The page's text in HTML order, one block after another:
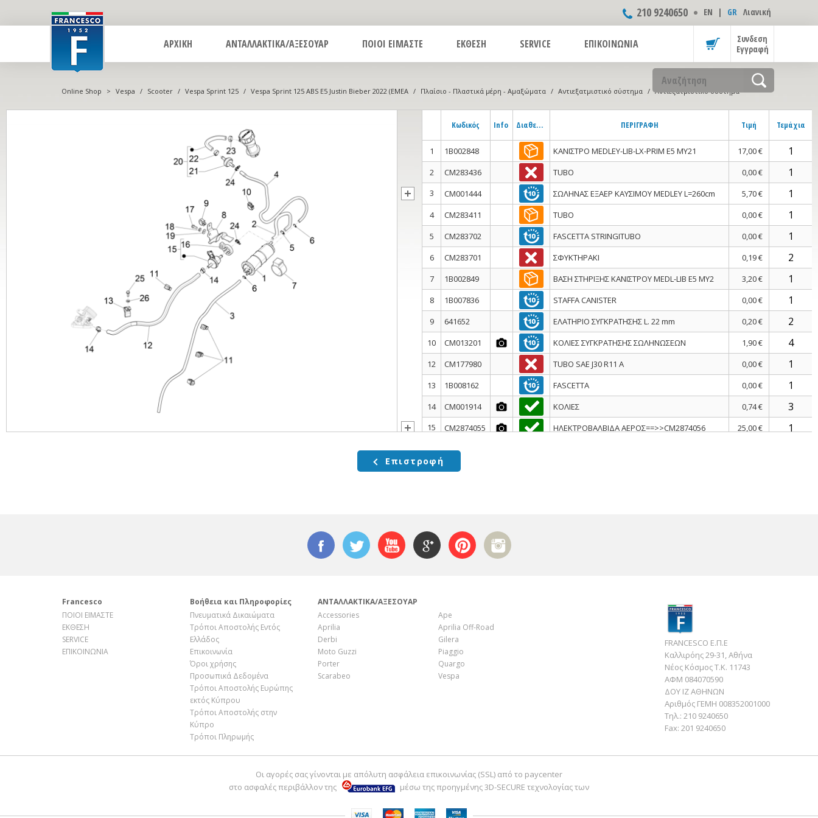
210 9240650 ΕΝ | GR Λιανική
Συνδεση
Εγγραφή
ΑΡΧΙΚΗ ΑΝΤΑΛΛΑΚΤΙΚΑ/ΑΞΕΣΟΥΑΡ ΠΟΙΟΙ ΕΙΜΑΣΤΕ ΕΚΘΕΣΗ SERVICE ΕΠΙΚΟΙΝΩΝΙΑ
Online Shop > Vespa / Scooter / Vespa Sprint 125 / Vespa Sprint 125 ABS E5 Justin Bieber 2022 (EMEA / Πλαίσιο - Πλαστικά μέρη - Αμαξώματα / Αντιεξατμιστικό σύστημα / Αντιεξατμιστικό σύστημα
Κωδικός Info Διαθεσιμότητα ΠΕΡΙΓΡΑΦΗ Τιμή Τεμάχια
1 1B002848 ΚΑΝΙΣΤΡΟ MEDLEY-LIB-LX-PRIM E5 MY21
17,00 €
2
CM283436 TUBO
0,00 €
3
CM001444 ΣΩΛΗΝΑΣ ΕΞΑΕΡ ΚΑΥΣΙΜΟΥ MEDLEY L=260cm
5,70 €
4
CM283411 TUBO
0,00 €
5
CM283702 FASCETTA STRINGITUBO
0,00 €
6
CM283701 ΣΦΥΚΤΗΡΑΚΙ
0,19 €
7
1B002849 ΒΑΣΗ ΣΤΗΡΙΞΗΣ ΚΑΝΙΣΤΡΟΥ MEDL-LIB E5 MY2
3,20 €
8
1B007836 STAFFA CANISTER
0,00 €
9
641652 ΕΛΑΤΗΡΙΟ ΣΥΓΚΡΑΤΗΣΗΣ L. 22 mm
0,20 €
10
CM013201 ΚΟΛΙΕΣ ΣΥΓΚΡΑΤΗΣΗΣ ΣΩΛΗΝΩΣΕΩΝ
1,90 €
12
CM177980 TUBO SAE J30 R11 A
0,00 €
13
1B008162 FASCETTA
0,00 €
14
CM001914 ΚΟΛΙΕΣ
0,74 €
15
CM2874055 ΗΛΕΚΤΡΟΒΑΛΒΙΔΑ ΑΕΡΟΣ==>>CM2874056
25,00 €
16
B018241
17
B016777
20
1B008142
21
AP8104614
Επιστροφή
Francesco
ΠΟΙΟΙ ΕΙΜΑΣΤΕ
ΕΚΘΕΣΗ
SERVICE
ΕΠΙΚΟΙΝΩΝΙΑ
Βοήθεια και Πληροφορίες
Πνευματικά Δικαιώματα
Τρόποι Αποστολής Εντός
Ελλάδος
Επικοινωνία
Όροι χρήσης
Προσωπικά Δεδομένα
Τρόποι Αποστολής Ευρώπης
εκτός Κύπρου
Τρόποι Αποστολής στην
Κύπρο
Τρόποι Πληρωμής
ΑΝΤΑΛΛΑΚΤΙΚΑ/ΑΞΕΣΟΥΑΡ
Accessories
Ape
Aprilia
Aprilia Off-Road
Derbi
Gilera
Moto Guzzi
Piaggio
Porter
Quargo
Scarabeo
Vespa
FRANCESCO Ε.Π.Ε
Καλλιρόης 29-31, Αθήνα
Νέος Κόσμος Τ.Κ. 11743
ΑΦΜ 084070590
ΔΟΥ ΙΖ ΑΘΗΝΩΝ
Αριθμός ΓΕΜΗ 008352001000
Τηλ.: 210 9240650
Fax: 201 9240650
Οι αγορές σας γίνονται με απόλυτη ασφάλεια επικοινωνίας (SSL) από το paycenter
στο ασφαλές περιβάλλον της
μέσω της προηγμένης 3D-SECURE τεχνολογίας των